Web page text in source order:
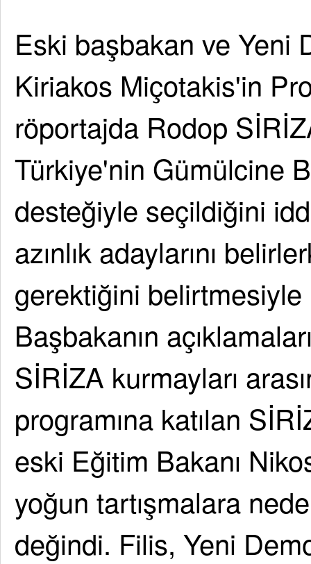
Eski başbakan ve Yeni
Kiriakos Miçotakis'in
röportajda Rodop
Türkiye'nin Gümülcine
desteğiyle seçildiğini
azınlık adaylarını
gerektiğini belirtmesiyle
Başbakanın
SİRİZA kurmayları
programına katılan
eski Eğitim Bakanı
yoğun tartışmalara
değindi. Filis, Yeni